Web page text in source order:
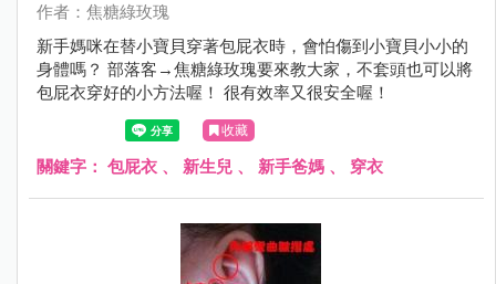
作者：焦糖綠玫瑰
新手媽咪在替小寶貝穿著包屁衣時，會怕傷到小寶貝小小的
身體嗎？ 部落客→焦糖綠玫瑰要來教大家，不套頭也可以將
包屁衣穿好的小方法喔！ 很有效率又很安全喔！
收藏
關鍵字： 包屁衣 、 新生兒 、 新手爸媽 、 穿衣